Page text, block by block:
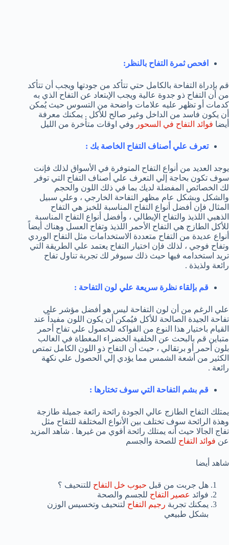
افحص ثمرة التفاح بالنظر:
قم بإدراة التفاحة بالكامل حتي تتأكد من جودتها ويجب أن تتأكد
من أن التفاح ذو جدوة عالية ويجب الإبتعاد عن التفاح الذي به
كدمات أو تظهر عليه علامات واضحة من التسوس حيث يُمكن
أن يكون فاسد من الداخل وغير صالح للأكل . يمكنك معرفة
أيضا فوائد التفاح في السحور وفي اوقات متأخرة من الليل
تعرف علي أصناف التفاح الخاصة بك :
يوجد العديد من أنواع التفاح المتوفرة في الأسواق لذلك فإنت
سوف تكون بحاجة إلي التعرف علي أصناف التفاح التي توفر
لك الخصائص المفضلة لديك بما في ذلك اللون والحجم
والشكل وبشكل عام مظهر التفاحة الخارجي ، وعلي سبيل
المثال فإن أفضل أنواع التفاح المناسبة للخبز هي التفاح
الذهبي اللذيذ والتفاح الإيطالي ، وأفضل أنواع التفاح المناسبة
للأكل الطازج هي التفاح الأحمر اللذيذ وتفاح العسل وهناك أيضاً
أنواع عديدة من التفاح متعددة الاستخدامات مثل التفاح الوردي
وتفاح فوجي ، لذلك فإن اختيار التفاح يعتمد علي الطريقة التي
تريد استخدامه فيها حيث ذلك سيوفر لك تجربة تناول تفاح
رائعة ولذيذة .
قم بإلقاء نظرة سريعة علي لون التفاحة :
علي الرغم من أن لون التفاحة ليس هو أفضل مؤشر علي
تفاحة الجيدة الصالحة للأكل فيُمكن أن يكون اللون مفيداً عند
القيام باختيار هذا النوع من الفواكه للحصول علي تفاح أحمر
متباين قم بالبحث عن الخلفية الخضراء المغطاة في الغالب
بلون أحمر أو برتقالي ، حيث أن التفاح ذو اللون الكامل تمتص
الكثير من أشعة الشمس مما يؤدي إلي الحصول علي نكهة
رائعة .
قم بشم التفاحة التي سوف تختارها :
يمتلك التفاح الطازج عالي الجودة رائحة رائعة جميلة طازجة
وهذة الرائحة سوف تختلف بين الأنواع المختلفة للتفاح مثل
تفاج الجالا حيث أنه يمتلك رائحة أقوي من غيرها . شاهد المزيد
عن فوائد التفاح للصحة والجسم
شاهد أيضا
هل جربت من قبل حبوب خل التفاح للتنحيف ؟
فوائد عصير التفاح للجسم والصحة
يمكنك تجربة رجيم التفاح لتنحيف وتخسيس الوزن
بشكل طبيعي